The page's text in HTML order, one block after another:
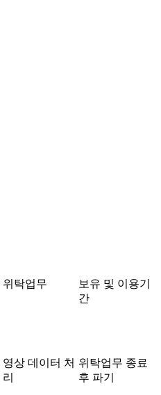
위탁업무
보유 및 이용기
간
영상 데이터 처
리
위탁업무 종료
후 파기